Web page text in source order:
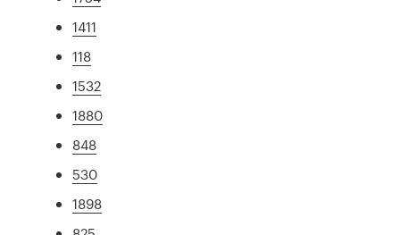
1411
118
1532
1880
848
530
1898